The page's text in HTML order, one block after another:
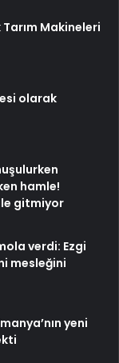
Makineleri
olarak
hamle!
gitmiyor
verdi: Ezgi
mesleğini
yeni